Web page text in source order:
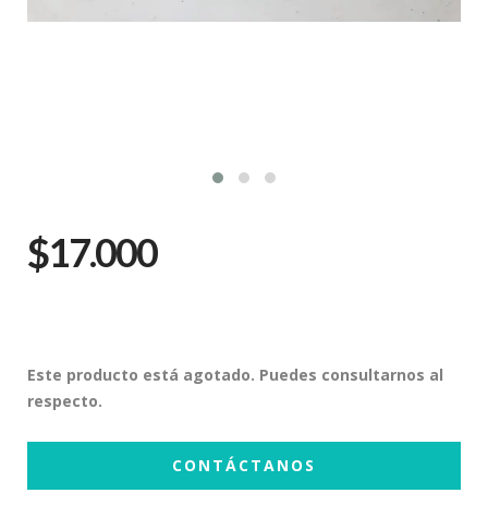
$17.000
Este producto está agotado. Puedes consultarnos al
respecto.
CONTÁCTANOS